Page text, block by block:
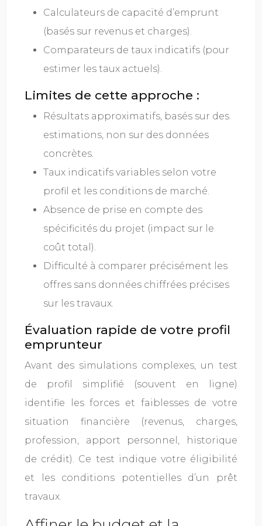
Calculateurs de capacité d’emprunt
(basés sur revenus et charges).
Comparateurs de taux indicatifs (pour
estimer les taux actuels).
Limites de cette approche :
Résultats approximatifs, basés sur des
estimations, non sur des données
concrètes.
Taux indicatifs variables selon votre
profil et les conditions de marché.
Absence de prise en compte des
spécificités du projet (impact sur le
coût total).
Difficulté à comparer précisément les
offres sans données chiffrées précises
sur les travaux.
Évaluation rapide de votre profil
emprunteur
Avant des simulations complexes, un test
de profil simplifié (souvent en ligne)
identifie les forces et faiblesses de votre
situation financière (revenus, charges,
profession, apport personnel, historique
de crédit). Ce test indique votre éligibilité
et les conditions potentielles d’un prêt
travaux.